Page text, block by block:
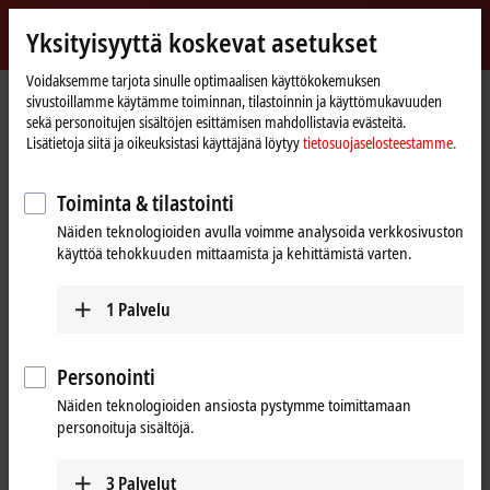
Beckhoff
-
New
Automation
Technology
myBeckhoff
KotisivuYritys Uutiset One control solution for all systems
Kun napsautat ”Hyväksy”, näytämme videon ja mukautamme
yksityisyyden asetukset, Vimeon ulkopuolinen sisältö ladataan
tietosuojaselosteestamme.
Jul 2, 2015
One control solution for all systems
Yksityisyyttä koskevat asetukset
Voidaksemme tarjota sinulle optimaalisen käyttökokemuksen
sivustoillamme käytämme toiminnan, tilastoinnin ja käyttömukavuuden
sekä personoitujen sisältöjen esittämisen mahdollistavia evästeitä.
Lisätietoja siitä ja oikeuksistasi käyttäjänä löytyytietosuojaselosteestamme.
Toiminta & tilastointi
Näiden teknologioiden avulla voimme analysoida verkkosivuston
käyttöä tehokkuuden mittaamista ja kehittämistä varten.
1 Palvelu
Personointi
Näiden teknologioiden ansiosta pystymme toimittamaan
personoituja sisältöjä.
3 Palvelut